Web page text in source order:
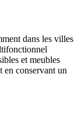
dans les villes
et meubles
en conservant un